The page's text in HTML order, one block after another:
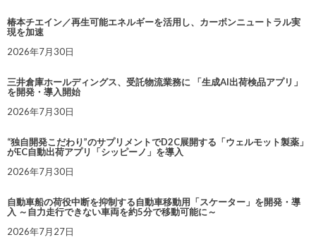
椿本チエイン／再生可能エネルギーを活用し、カーボンニュートラル実
現を加速
2026年7月30日
三井倉庫ホールディングス、受託物流業務に 「生成AI出荷検品アプリ」
を開発・導入開始
2026年7月30日
“独自開発こだわり”のサプリメントでD2C展開する「ウェルモット製薬」
がEC自動出荷アプリ「シッピーノ」を導入
2026年7月30日
自動車船の荷役中断を抑制する自動車移動用「スケーター」を開発・導
入 ～自力走行できない車両を約5分で移動可能に～
2026年7月27日